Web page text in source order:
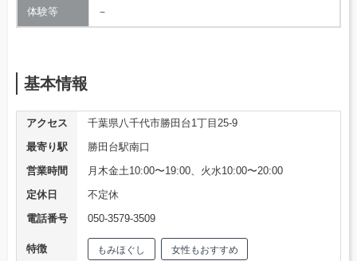
体験等 －
基本情報
アクセス
千葉県八千代市勝田台1丁目25-9
最寄り駅
勝田台駅南口
営業時間
月木金土10:00〜19:00、火水10:00〜20:00
定休日
不定休
電話番号
050-3579-3509
特徴 もみほぐし 女性もおすすめ